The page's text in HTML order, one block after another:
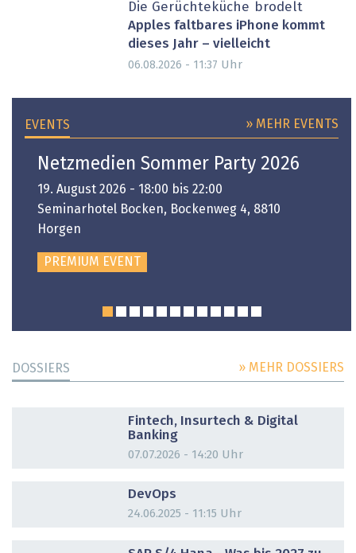
Die Gerüchteküche brodelt
Apples faltbares iPhone kommt
dieses Jahr – vielleicht
06.08.2026 - 11:37 Uhr
EVENTS » MEHR EVENTS
Netzmedien Sommer Party 2026
19. August 2026 - 18:00 bis 22:00
Seminarhotel Bocken, Bockenweg 4, 8810
Horgen
PREMIUM EVENT
DOSSIERS » MEHR DOSSIERS
Fintech, Insurtech & Digital
Banking
07.07.2026 - 14:20 Uhr
DevOps
24.06.2025 - 11:15 Uhr